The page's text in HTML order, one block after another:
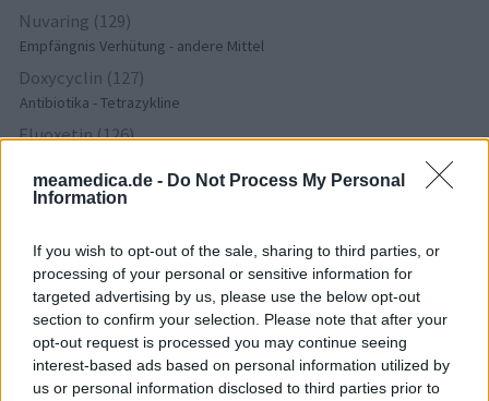
meamedica.de - Do Not Process My Personal
Information
If you wish to opt-out of the sale, sharing to third parties, or
processing of your personal or sensitive information for
targeted advertising by us, please use the below opt-out
section to confirm your selection. Please note that after your
opt-out request is processed you may continue seeing
interest-based ads based on personal information utilized by
us or personal information disclosed to third parties prior to
Nuvaring (129)
Empfängnis Verhütung - andere Mittel
Doxycyclin (127)
Antibiotika - Tetrazykline
Fluoxetin (126)
Metformin (123)
Ritalin (113)
ADHS - stimulierende Mittel
Amlodipin (107)
Blutdruck - Calciumkanalblocker
Azithromycin (104)
Antibiotika - Makrolide